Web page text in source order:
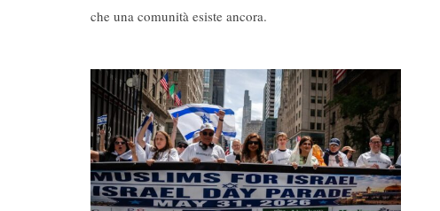
che una comunità esiste ancora.